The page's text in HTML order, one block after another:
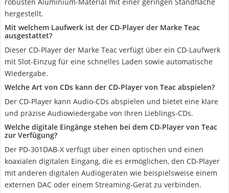
hergestellt.
Mit welchem Laufwerk ist der CD-Player der Marke Teac
ausgestattet?
Dieser CD-Player der Marke Teac verfügt über ein CD-Laufwerk
mit Slot-Einzug für eine schnelles Laden sowie automatische
Wiedergabe.
Welche Art von CDs kann der CD-Player von Teac abspielen?
Der CD-Player kann Audio-CDs abspielen und bietet eine klare
und präzise Audiowiedergabe von Ihren Lieblings-CDs.
Welche digitale Eingänge stehen bei dem CD-Player von Teac
zur Verfügung?
Der PD-301DAB-X verfügt über einen optischen und einen
koaxialen digitalen Eingang, die es ermöglichen, den CD-Player
mit anderen digitalen Audiogeräten wie beispielsweise einem
externen DAC oder einem Streaming-Gerät zu verbinden.